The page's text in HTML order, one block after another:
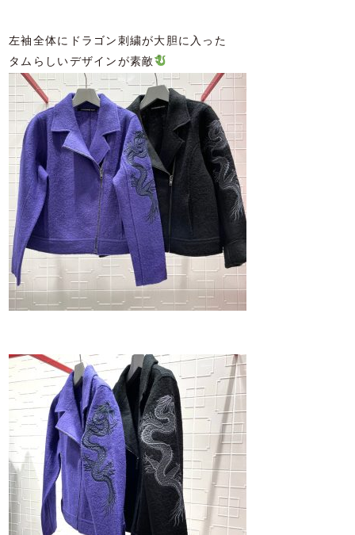
左袖全体にドラゴン刺繍が大胆に入った
タムらしいデザインが素敵